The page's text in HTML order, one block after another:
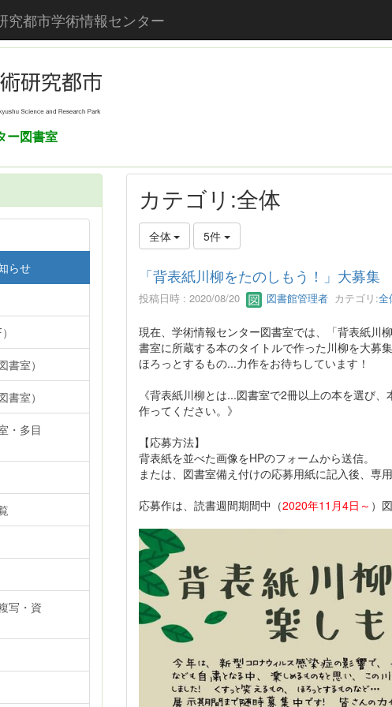
究都市学術情報センター
ー図書室
カテゴリ:全体
全体 5件
「背表紙川柳をたのしもう！」大募集
投稿日時 : 2020/08/20 図書館管理者カテゴリ:全
現在、学術情報センター図書室では、「背表紙川
書室に所蔵する本のタイトルで作った川柳を大募
ほろっとするもの...力作をお待ちしています！
《背表紙川柳とは...図書室で2冊以上の本を選び
作ってください。》
【応募方法】
背表紙を並べた画像をHPのフォームから送信。
または、図書室備え付けの応募用紙に記入後、専
応募作は、読書週間期間中（2020年11月4日～ ）
らせ
書室）
書室）
・多目
写・資